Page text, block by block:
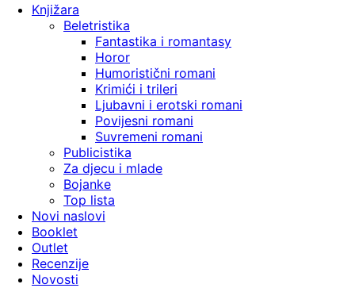
Knjižara
Beletristika
Fantastika i romantasy
Horor
Humoristični romani
Krimići i trileri
Ljubavni i erotski romani
Povijesni romani
Suvremeni romani
Publicistika
Za djecu i mlade
Bojanke
Top lista
Novi naslovi
Booklet
Outlet
Recenzije
Novosti